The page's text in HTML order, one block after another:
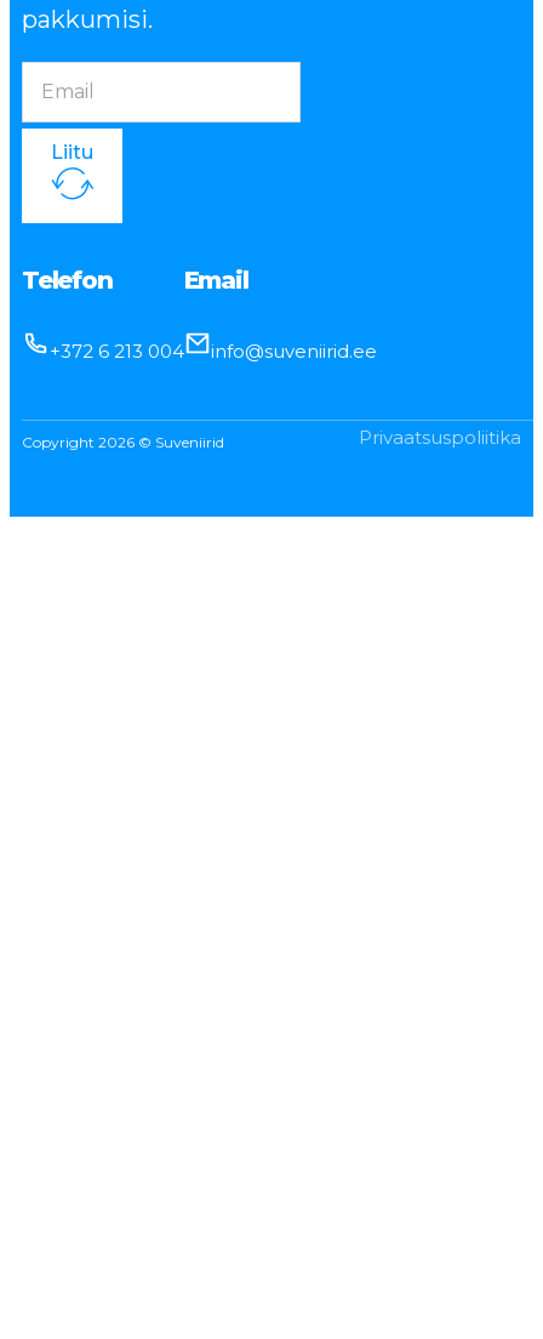
pakkumisi.
Liitu
Telefon
+372 6 213 004
Email
info@suveniirid.ee
Copyright 2026 © Suveniirid Privaatsuspoliitika